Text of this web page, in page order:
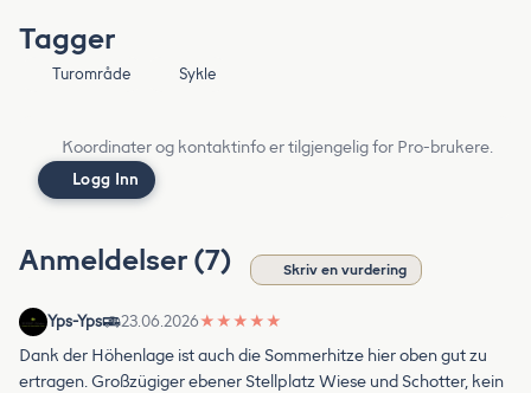
Tagger
Turområde Sykle
Koordinater og kontaktinfo er tilgjengelig for Pro-brukere.
Logg Inn
Anmeldelser (7) Skriv en vurdering
Yps-Yps 23.06.2026★ ★ ★ ★ ★
Dank der Höhenlage ist auch die Sommerhitze hier oben gut zu
ertragen. Großzügiger ebener Stellplatz Wiese und Schotter, kein